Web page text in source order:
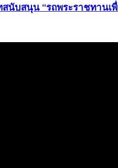
นับสนุน “รถพระราชทานเ